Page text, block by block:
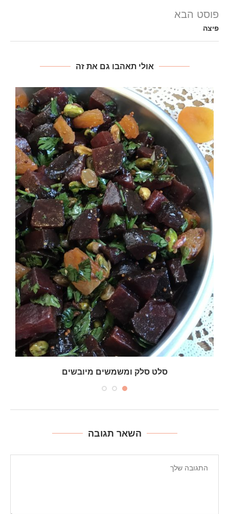
פוסט הבא
פיצה
אולי תאהבו גם את זה
סלט סלק ומשמשים מיובשים
השאר תגובה